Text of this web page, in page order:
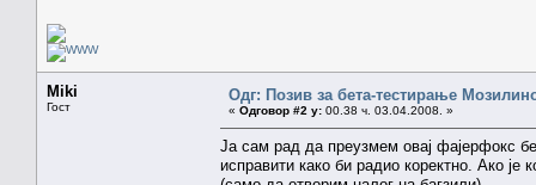
Miki
Гост
Одг: Позив за бета-тестирање
« Одговор #2 у: 00.38 ч. 03.04.2008. »
Ја сам рад да преузмем овај фајерфокс
исправити како би радио коректно. Ако